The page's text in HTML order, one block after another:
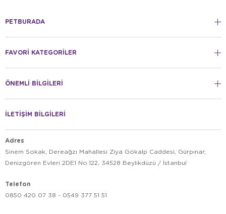
PETBURADA
FAVORİ KATEGORİLER
ÖNEMLİ BİLGİLERİ
İLETİŞİM BİLGİLERİ
Adres
Sinem Sokak, Dereağzı Mahallesi Ziya Gökalp Caddesi, Gürpınar,
Denizgören Evleri 2DE1 No:122, 34528 Beylikdüzü / İstanbul
Telefon
0850 420 07 38 - 0549 377 51 51